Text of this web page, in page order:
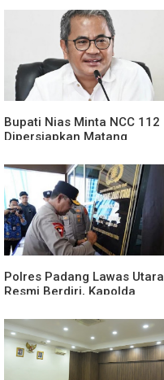
Bupati Nias Minta NCC 112
Dipersiapkan Matang
Polres Padang Lawas Utara
Resmi Berdiri, Kapolda
Humanis dan Penambahan
Personel